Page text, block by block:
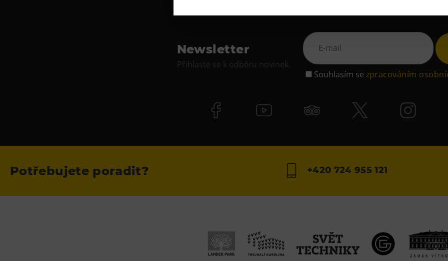
Newsletter
Přihlaste se k odběru novinek.
Souhlasím se zpracováním
Potřebujete poradit? +420 724 955 121